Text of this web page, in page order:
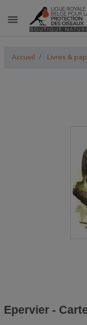
menu
Accueil Livres &
Epervier -